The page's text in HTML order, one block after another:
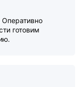
готовим